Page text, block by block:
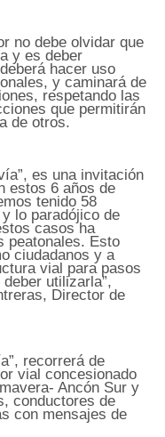
no debe olvidar que
y es deber
hacer uso
y caminará de
respetando las
que permitirán
de otros.
es una invitación
estos 6 años de
tenido 58
lo paradójico de
casos ha
peatonales. Esto
ciudadanos y a
vial para pasos
utilizarla”,
Director de
recorrerá de
vial concesionado
Ancón Sur y
conductores de
con mensajes de